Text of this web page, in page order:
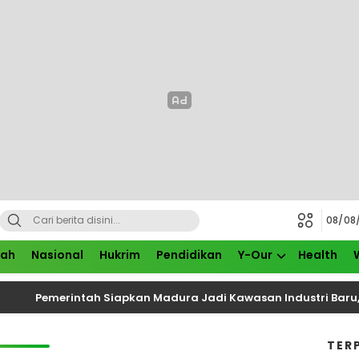
08/
Nasional Hukrim Pendidikan Y-Our Health
Pemerintah Siapkan Madura Jadi Kawasan Industri Baru,